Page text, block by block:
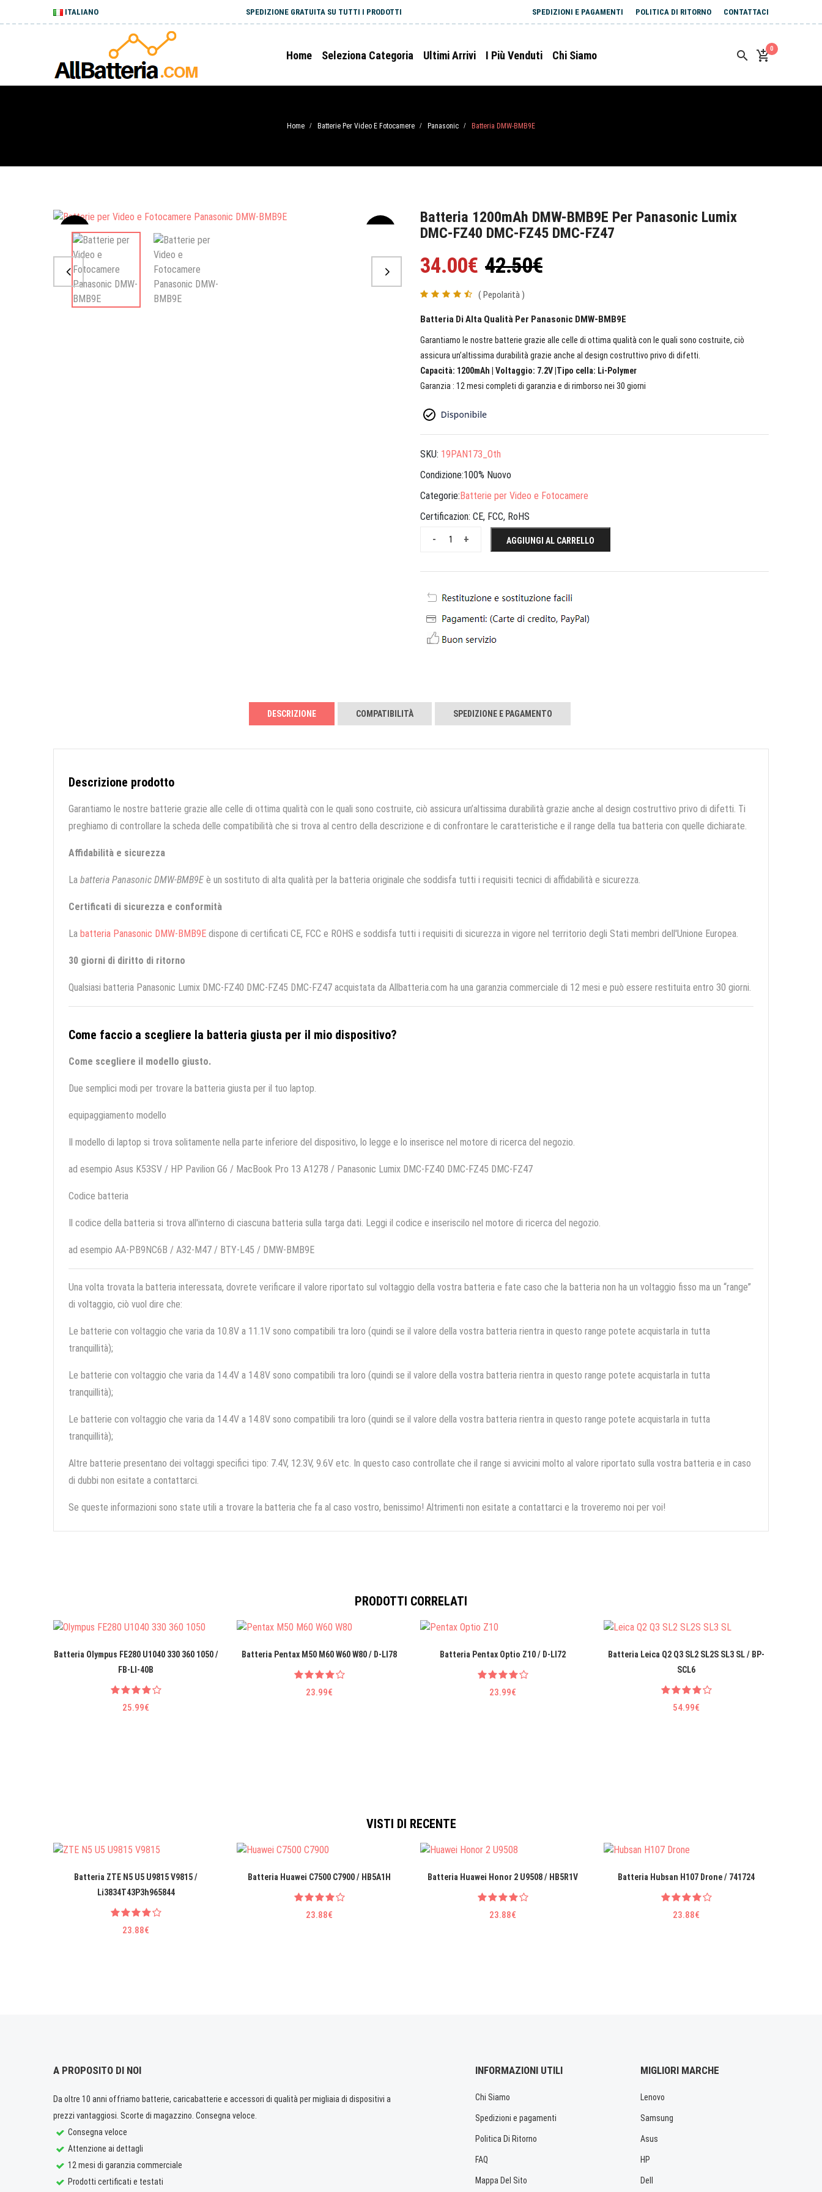
ITALIANO SPEDIZIONE GRATUITA SU TUTTI I PRODOTTI SPEDIZIONI E PAGAMENTI POLITICA DI RITORNO CONTATTACI
Home Seleziona Categoria Ultimi Arrivi I Più Venduti Chi Siamo
0
Home / Batterie Per Video E Fotocamere / Panasonic / Batteria DMW-BMB9E
Sale
Batteria 1200mAh DMW-BMB9E Per Panasonic Lumix
DMC-FZ40 DMC-FZ45 DMC-FZ47
34.00€ 42.50€
( Pepolarità )
Batteria Di Alta Qualità Per Panasonic DMW-BMB9E
Garantiamo le nostre batterie grazie alle celle di ottima qualità con le quali sono costruite, ciò
assicura un’altissima durabilità grazie anche al design costruttivo privo di difetti.
Capacità: 1200mAh | Voltaggio: 7.2V |Tipo cella: Li-Polymer
Garanzia : 12 mesi completi di garanzia e di rimborso nei 30 giorni
SKU: 19PAN173_Oth
Condizione:100% Nuovo
Categorie:Batterie per Video e Fotocamere
Certificazion: CE, FCC, RoHS
+
- AGGIUNGI AL CARRELLO
DESCRIZIONE COMPATIBILITÀ SPEDIZIONE E PAGAMENTO
Descrizione prodotto
Garantiamo le nostre batterie grazie alle celle di ottima qualità con le quali sono costruite, ciò assicura un’altissima durabilità grazie anche al design costruttivo privo di difetti. Ti
preghiamo di controllare la scheda delle compatibilità che si trova al centro della descrizione e di confrontare le caratteristiche e il range della tua batteria con quelle dichiarate.
Affidabilità e sicurezza
La batteria Panasonic DMW-BMB9E è un sostituto di alta qualità per la batteria originale che soddisfa tutti i requisiti tecnici di affidabilità e sicurezza.
Certificati di sicurezza e conformità
La batteria Panasonic DMW-BMB9E dispone di certificati CE, FCC e ROHS e soddisfa tutti i requisiti di sicurezza in vigore nel territorio degli Stati membri dell'Unione Europea.
30 giorni di diritto di ritorno
Qualsiasi batteria Panasonic Lumix DMC-FZ40 DMC-FZ45 DMC-FZ47 acquistata da Allbatteria.com ha una garanzia commerciale di 12 mesi e può essere restituita entro 30 giorni.
Come faccio a scegliere la batteria giusta per il mio dispositivo?
Come scegliere il modello giusto.
Due semplici modi per trovare la batteria giusta per il tuo laptop.
equipaggiamento modello
Il modello di laptop si trova solitamente nella parte inferiore del dispositivo, lo legge e lo inserisce nel motore di ricerca del negozio.
ad esempio Asus K53SV / HP Pavilion G6 / MacBook Pro 13 A1278 / Panasonic Lumix DMC-FZ40 DMC-FZ45 DMC-FZ47
Codice batteria
Il codice della batteria si trova all'interno di ciascuna batteria sulla targa dati. Leggi il codice e inseriscilo nel motore di ricerca del negozio.
ad esempio AA-PB9NC6B / A32-M47 / BTY-L45 / DMW-BMB9E
Una volta trovata la batteria interessata, dovrete verificare il valore riportato sul voltaggio della vostra batteria e fate caso che la batteria non ha un voltaggio fisso ma un “range”
di voltaggio, ciò vuol dire che:
Le batterie con voltaggio che varia da 10.8V a 11.1V sono compatibili tra loro (quindi se il valore della vostra batteria rientra in questo range potete acquistarla in tutta
tranquillità);
Le batterie con voltaggio che varia da 14.4V a 14.8V sono compatibili tra loro (quindi se il valore della vostra batteria rientra in questo range potete acquistarla in tutta
tranquillità);
Le batterie con voltaggio che varia da 14.4V a 14.8V sono compatibili tra loro (quindi se il valore della vostra batteria rientra in questo range potete acquistarla in tutta
tranquillità);
Altre batterie presentano dei voltaggi specifici tipo: 7.4V, 12.3V, 9.6V etc. In questo caso controllate che il range si avvicini molto al valore riportato sulla vostra batteria e in caso
di dubbi non esitate a contattarci.
Se queste informazioni sono state utili a trovare la batteria che fa al caso vostro, benissimo! Altrimenti non esitate a contattarci e la troveremo noi per voi!
PRODOTTI CORRELATI
Batteria Olympus FE280 U1040 330 360 1050 /
FB-LI-40B
25.99€
Batteria Pentax M50 M60 W60 W80 / D-LI78
23.99€
Batteria Pentax Optio Z10 / D-LI72
23.99€
Batteria Leica Q2 Q3 SL2 SL2S SL3 SL / BP-
SCL6
54.99€
VISTI DI RECENTE
Batteria ZTE N5 U5 U9815 V9815 /
Li3834T43P3h965844
23.88€
Batteria Huawei C7500 C7900 / HB5A1H
23.88€
Batteria Huawei Honor 2 U9508 / HB5R1V
23.88€
Batteria Hubsan H107 Drone / 741724
23.88€
A PROPOSITO DI NOI
Da oltre 10 anni offriamo batterie, caricabatterie e accessori di qualità per migliaia di dispositivi a
prezzi vantaggiosi. Scorte di magazzino. Consegna veloce.
Consegna veloce
Attenzione ai dettagli
12 mesi di garanzia commerciale
Prodotti certificati e testati
INFORMAZIONI UTILI
Chi Siamo
Spedizioni e pagamenti
Politica Di Ritorno
FAQ
Mappa Del Sito
MIGLIORI MARCHE
Lenovo
Samsung
Asus
HP
Dell